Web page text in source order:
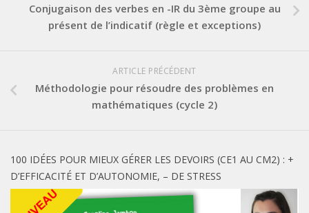
Conjugaison des verbes en -IR du 3ème groupe au
présent de l’indicatif (règle et exceptions)
ARTICLE PRÉCÉDENT
Méthodologie pour résoudre des problèmes en
mathématiques (cycle 2)
100 IDÉES POUR MIEUX GÉRER LES DEVOIRS (CE1 AU CM2) : +
D’EFFICACITÉ ET D’AUTONOMIE, – DE STRESS